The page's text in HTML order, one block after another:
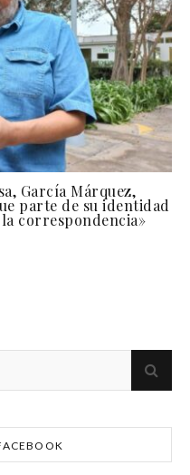
García Márquez,
parte de su identidad
correspondencia»